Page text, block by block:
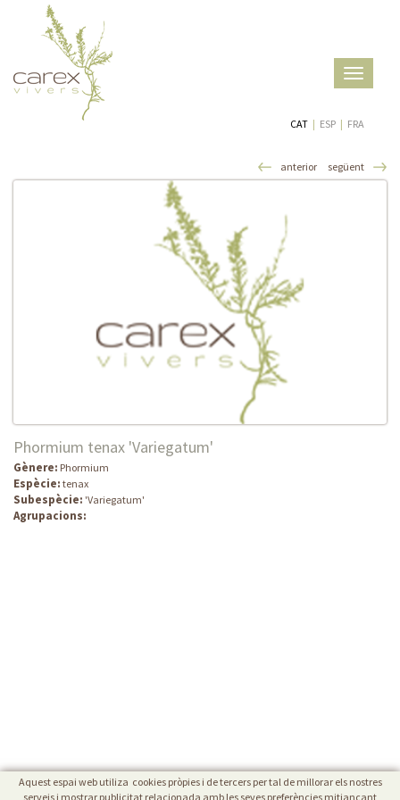
Toggle
CAT | ESP | FRA
anterior següent
Phormium tenax 'Variegatum'
Gènere: Phormium
Espècie: tenax
Subespècie: 'Variegatum'
Agrupacions:
Aquest espai web utiliza cookies pròpies i de tercers per tal de millorar els nostres
serveis i mostrar publicitat relacionada amb les seves preferències mitjançant